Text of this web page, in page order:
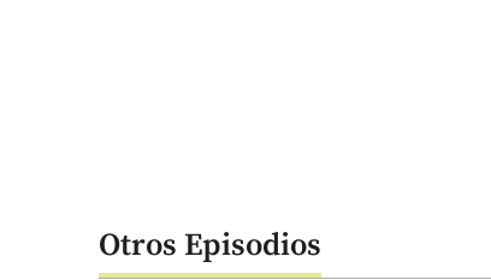
Otros Episodios